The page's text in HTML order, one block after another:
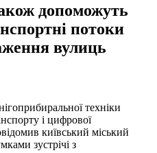
допоможуть
потоки
вулиць
техніки
і цифрової
київський міський
зустрічі з